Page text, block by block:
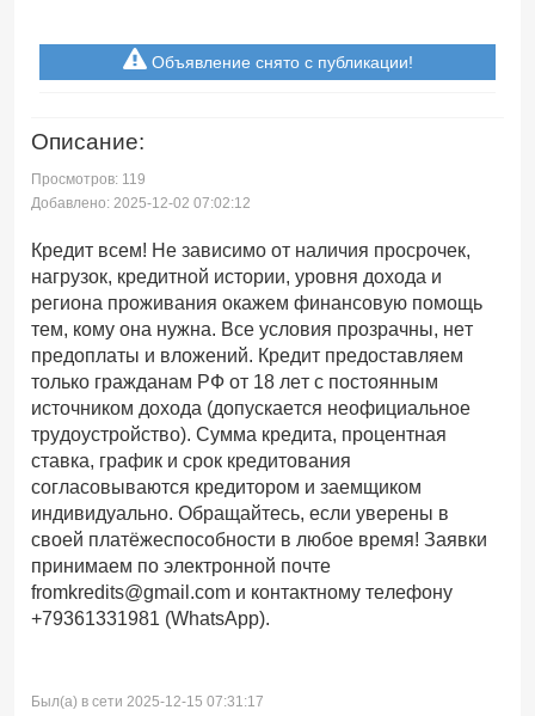
Объявление снято с публикации!
Описание:
Просмотров: 119
Добавлено: 2025-12-02 07:02:12
Кредит всем! Не зависимо от наличия просрочек,
нагрузок, кредитной истории, уровня дохода и
региона проживания окажем финансовую помощь
тем, кому она нужна. Все условия прозрачны, нет
предоплаты и вложений. Кредит предоставляем
только гражданам РФ от 18 лет с постоянным
источником дохода (допускается неофициальное
трудоустройство). Сумма кредита, процентная
ставка, график и срок кредитования
согласовываются кредитором и заемщиком
индивидуально. Обращайтесь, если уверены в
своей платёжеспособности в любое время! Заявки
принимаем по электронной почте
fromkredits@gmail.com и контактному телефону
+79361331981 (WhatsApp).
Был(а) в сети 2025-12-15 07:31:17